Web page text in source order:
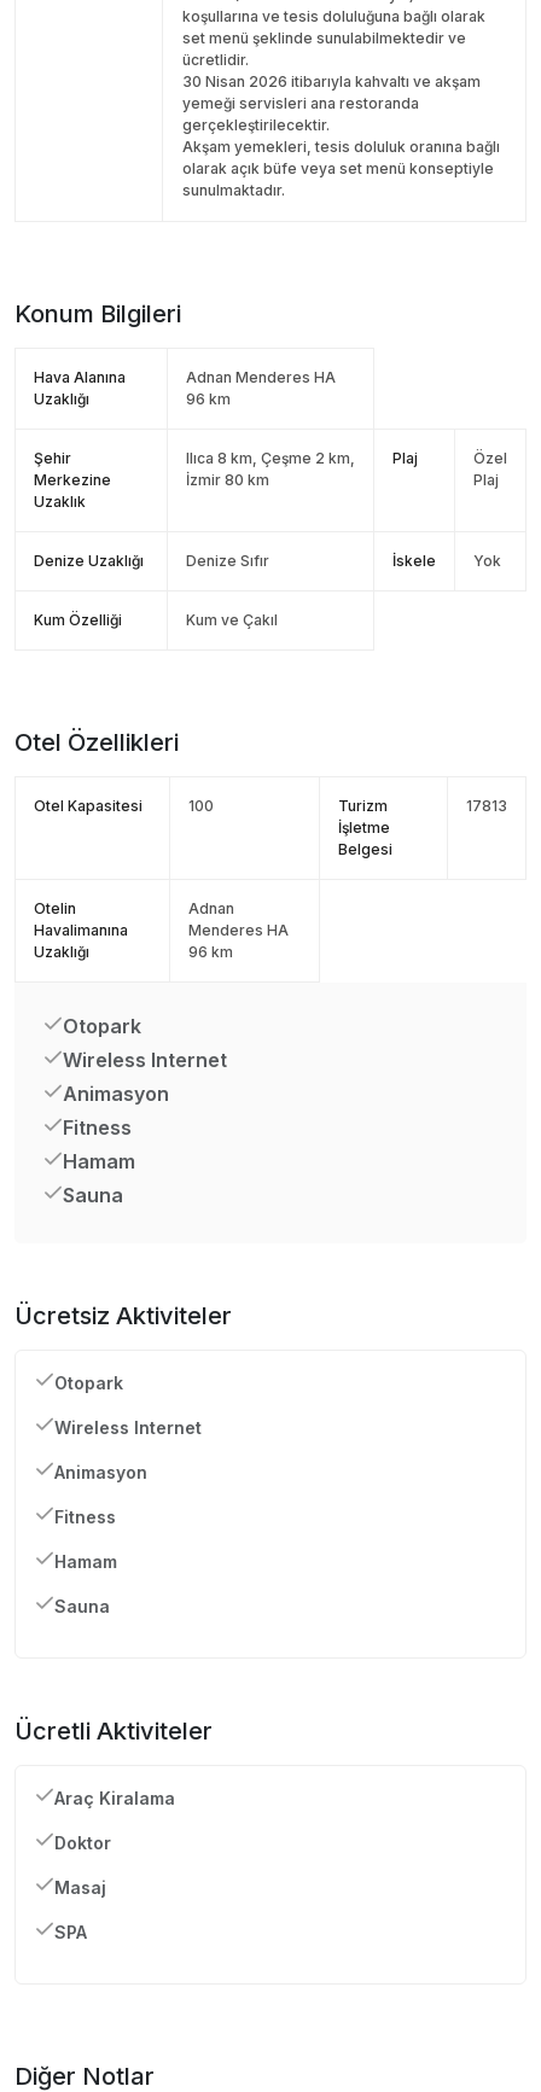
koşullarına ve tesis doluluğuna bağlı olarak
set menü şeklinde sunulabilmektedir ve
ücretlidir.
30 Nisan 2026 itibarıyla kahvaltı ve akşam
yemeği servisleri ana restoranda
gerçekleştirilecektir.
Akşam yemekleri, tesis doluluk oranına bağlı
olarak açık büfe veya set menü konseptiyle
sunulmaktadır.
Konum Bilgileri
Hava Alanına
Uzaklığı
Adnan Menderes HA
96 km
Şehir
Merkezine
Uzaklık
Ilıca 8 km, Çeşme 2 km,
İzmir 80 km
Plaj
Özel
Plaj
Denize Uzaklığı Denize Sıfır İskele Yok
Kum Özelliği Kum ve Çakıl
Otel Özellikleri
Otel Kapasitesi 100
Turizm
İşletme
Belgesi
17813
Otelin
Havalimanına
Uzaklığı
Adnan
Menderes HA
96 km
Otopark
Wireless Internet
Animasyon
Fitness
Hamam
Sauna
Ücretsiz Aktiviteler
Otopark
Wireless Internet
Animasyon
Fitness
Hamam
Sauna
Ücretli Aktiviteler
Araç Kiralama
Doktor
Masaj
SPA
Diğer Notlar